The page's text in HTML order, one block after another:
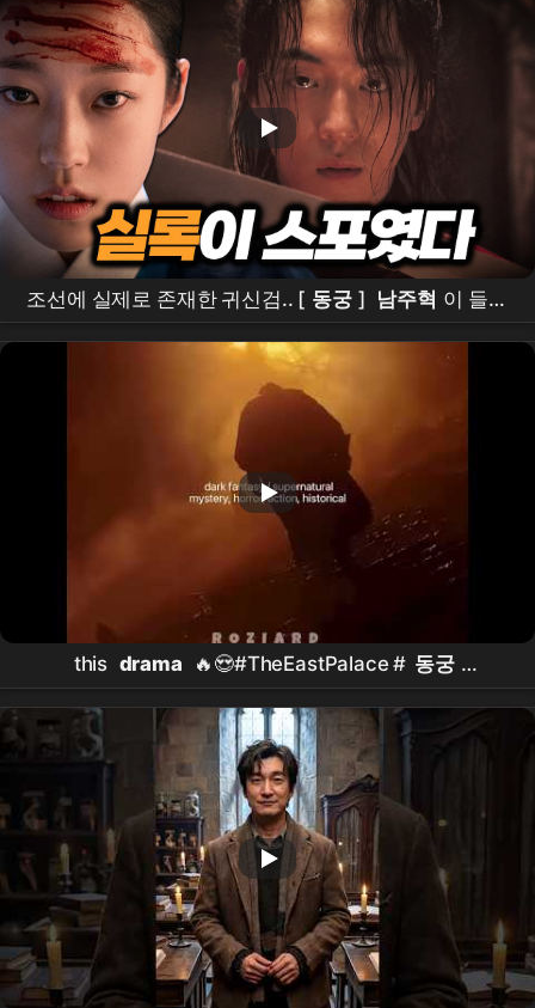
조선에 실제로 존재한 귀신검.. [ 동궁 ] 남주혁 이 들었
다ㄷㄷ
this drama 🔥😍#TheEastPalace # 동궁
#NamJooHyuk # 남주혁 #RohYoonSeo # 노윤서
#kdrama #shorts #foryou #fyp